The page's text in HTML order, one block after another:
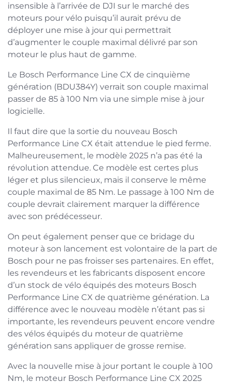
insensible à l’arrivée de DJI sur le marché des
moteurs pour vélo puisqu’il aurait prévu de
déployer une mise à jour qui permettrait
d’augmenter le couple maximal délivré par son
moteur le plus haut de gamme.
Le Bosch Performance Line CX de cinquième
génération (BDU384Y) verrait son couple maximal
passer de 85 à 100 Nm via une simple mise à jour
logicielle.
Il faut dire que la sortie du nouveau Bosch
Performance Line CX était attendue le pied ferme.
Malheureusement, le modèle 2025 n’a pas été la
révolution attendue. Ce modèle est certes plus
léger et plus silencieux, mais il conserve le même
couple maximal de 85 Nm. Le passage à 100 Nm de
couple devrait clairement marquer la différence
avec son prédécesseur.
On peut également penser que ce bridage du
moteur à son lancement est volontaire de la part de
Bosch pour ne pas froisser ses partenaires. En effet,
les revendeurs et les fabricants disposent encore
d’un stock de vélo équipés des moteurs Bosch
Performance Line CX de quatrième génération. La
différence avec le nouveau modèle n’étant pas si
importante, les revendeurs peuvent encore vendre
des vélos équipés du moteur de quatrième
génération sans appliquer de grosse remise.
Avec la nouvelle mise à jour portant le couple à 100
Nm, le moteur Bosch Performance Line CX 2025